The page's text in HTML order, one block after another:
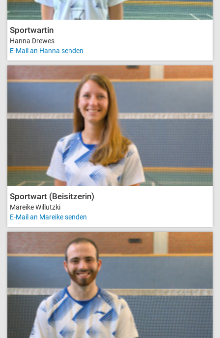
Sportwartin
Hanna Drewes
E-Mail an Hanna senden
Sportwart (Beisitzerin)
Mareike Willutzki
E-Mail an Mareike senden